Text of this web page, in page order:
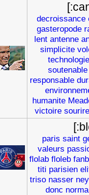
decroissance
gasteropode
lent antenne
simplicite
technologie
soutenable
responsable
humanite
victoire sourire
paris saint
valeurs
flolab floleb
titi parisien
triso nasser
donc